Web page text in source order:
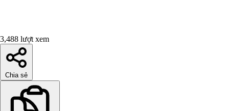
3,488 lượt xem
Chia sẻ